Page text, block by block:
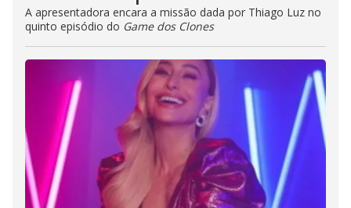
A apresentadora encara a missão dada por Thiago Luz no
quinto episódio do Game dos Clones